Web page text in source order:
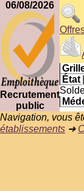
06/08/2026
Recrutement
public
État
Navigation, vous
établissements ➜